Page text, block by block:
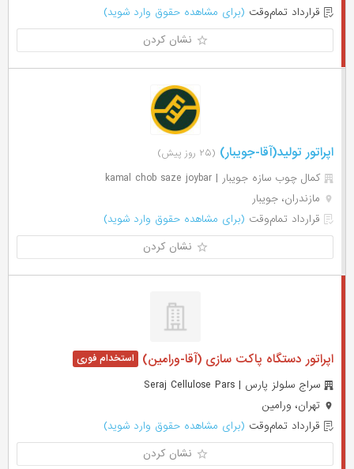
قرارداد تمام‌وقت (برای مشاهده حقوق وارد شوید)
نشان کردن
اپراتور تولید(آقا-جویبار) (۲۵ روز پیش)
کمال چوب سازه جویبار | kamal chob saze joybar
مازندران، جویبار
قرارداد تمام‌وقت (برای مشاهده حقوق وارد شوید)
نشان کردن
اپراتور دستگاه پاکت سازی (آقا-ورامین)
سراج سلولز پارس | Seraj Cellulose Pars
تهران، ورامین
قرارداد تمام‌وقت (برای مشاهده حقوق وارد شوید)
نشان کردن